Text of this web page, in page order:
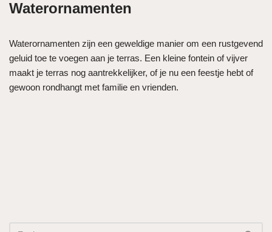
Waterornamenten
Waterornamenten zijn een geweldige manier om een ​​rustgevend
geluid toe te voegen aan je terras. Een kleine fontein of vijver
maakt je terras nog aantrekkelijker, of je nu een feestje hebt of
gewoon rondhangt met familie en vrienden.